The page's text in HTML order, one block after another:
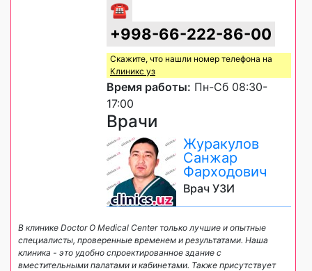
☎
+998-66-222-86-00
Скажите, что нашли номер телефона на
Клиникс уз
Время работы: Пн-Сб 08:30-
17:00
Врачи
Журакулов
Санжар
Фарходович
Врач УЗИ
В клинике Doctor O Medical Center только лучшие и опытные
специалисты, проверенные временем и результатами. Наша
клиника - это удобно спроектированное здание с
вместительными палатами и кабинетами. Также присутствует